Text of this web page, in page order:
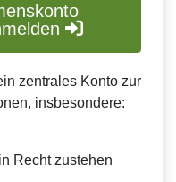
zentrales Konto zur
insbesondere:
Recht zustehen